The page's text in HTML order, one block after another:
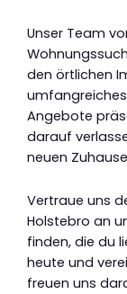
Unser Team
den örtlichen
Angebote
darauf
neuen
Vertraue uns
Holstebro an
finden, die du
heute und
freuen uns